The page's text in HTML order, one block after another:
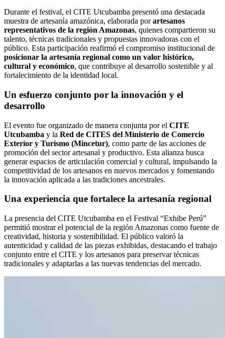
Durante el festival, el CITE Utcubamba presentó una destacada
muestra de artesanía amazónica, elaborada porartesanos
representativos de la región Amazonas, quienes compartieron su
talento, técnicas tradicionales y propuestas innovadoras con el
público. Esta participación reafirmó el compromiso institucional de
posicionar la artesanía regional como un valor histórico,
cultural y económico, que contribuye al desarrollo sostenible y al
fortalecimiento de la identidad local.
Un esfuerzo conjunto por la innovación y el
desarrollo
El evento fue organizado de manera conjunta por el CITE
Utcubamba y la Red de CITES del Ministerio de Comercio
Exterior y Turismo (Mincetur), como parte de las acciones de
promoción del sector artesanal y productivo. Esta alianza busca
generar espacios de articulación comercial y cultural, impulsando la
competitividad de los artesanos en nuevos mercados y fomentando
la innovación aplicada a las tradiciones ancestrales.
Una experiencia que fortalece la artesanía regional
La presencia del CITE Utcubamba en el Festival “Exhibe Perú”
permitió mostrar el potencial de la región Amazonas como fuente de
creatividad, historia y sostenibilidad. El público valoró la
autenticidad y calidad de las piezas exhibidas, destacando el trabajo
conjunto entre el CITE y los artesanos para preservar técnicas
tradicionales y adaptarlas a las nuevas tendencias del mercado.